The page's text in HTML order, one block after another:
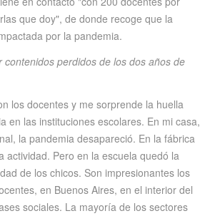
que doy", de donde recoge que la
por la pandemia.
contenidos perdidos de los dos años de
los docentes y me sorprende la huella
en las instituciones escolares. En mi casa,
la pandemia desapareció. En la fábrica
actividad. Pero en la escuela quedó la
de los chicos. Son impresionantes los
en Buenos Aires, en el interior del
sociales. La mayoría de los sectores